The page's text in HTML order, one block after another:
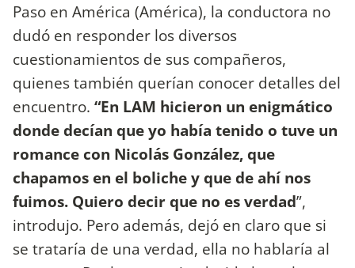
Paso en América (América), la conductora no
dudó en responder los diversos
cuestionamientos de sus compañeros,
quienes también querían conocer detalles del
encuentro. “En LAM hicieron un enigmático
donde decían que yo había tenido o tuve un
romance con Nicolás González, que
chapamos en el boliche y que de ahí nos
fuimos. Quiero decir que no es verdad”,
introdujo. Pero además, dejó en claro que si
se trataría de una verdad, ella no hablaría al